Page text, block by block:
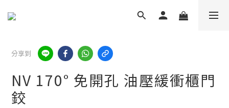
分享到
NV 170° 免開孔 油壓緩衝櫃門
鉸